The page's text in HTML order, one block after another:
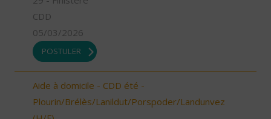
CDD
05/03/2026
POSTULER
Aide à domicile - CDD été -
Plourin/Brélès/Lanildut/Porspoder/Landunvez